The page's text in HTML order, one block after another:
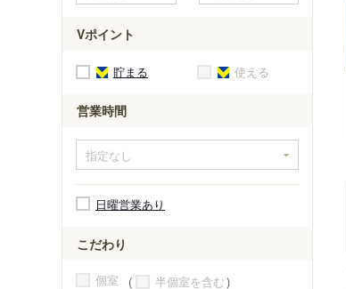
Vポイント
貯まる 使える
営業時間
日曜営業あり
こだわり
個室
半個室を含む